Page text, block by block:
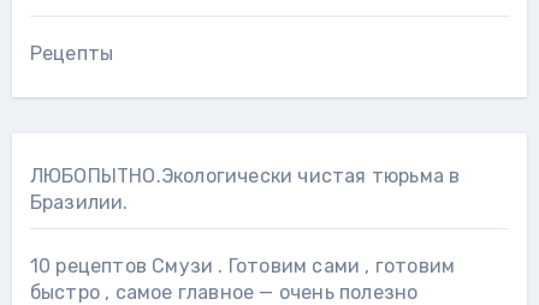
Рецепты
ЛЮБОПЫТНО.Экологически чистая тюрьма в
Бразилии.
10 рецептов Смузи . Готовим сами , готовим
быстро , самое главное — очень полезно